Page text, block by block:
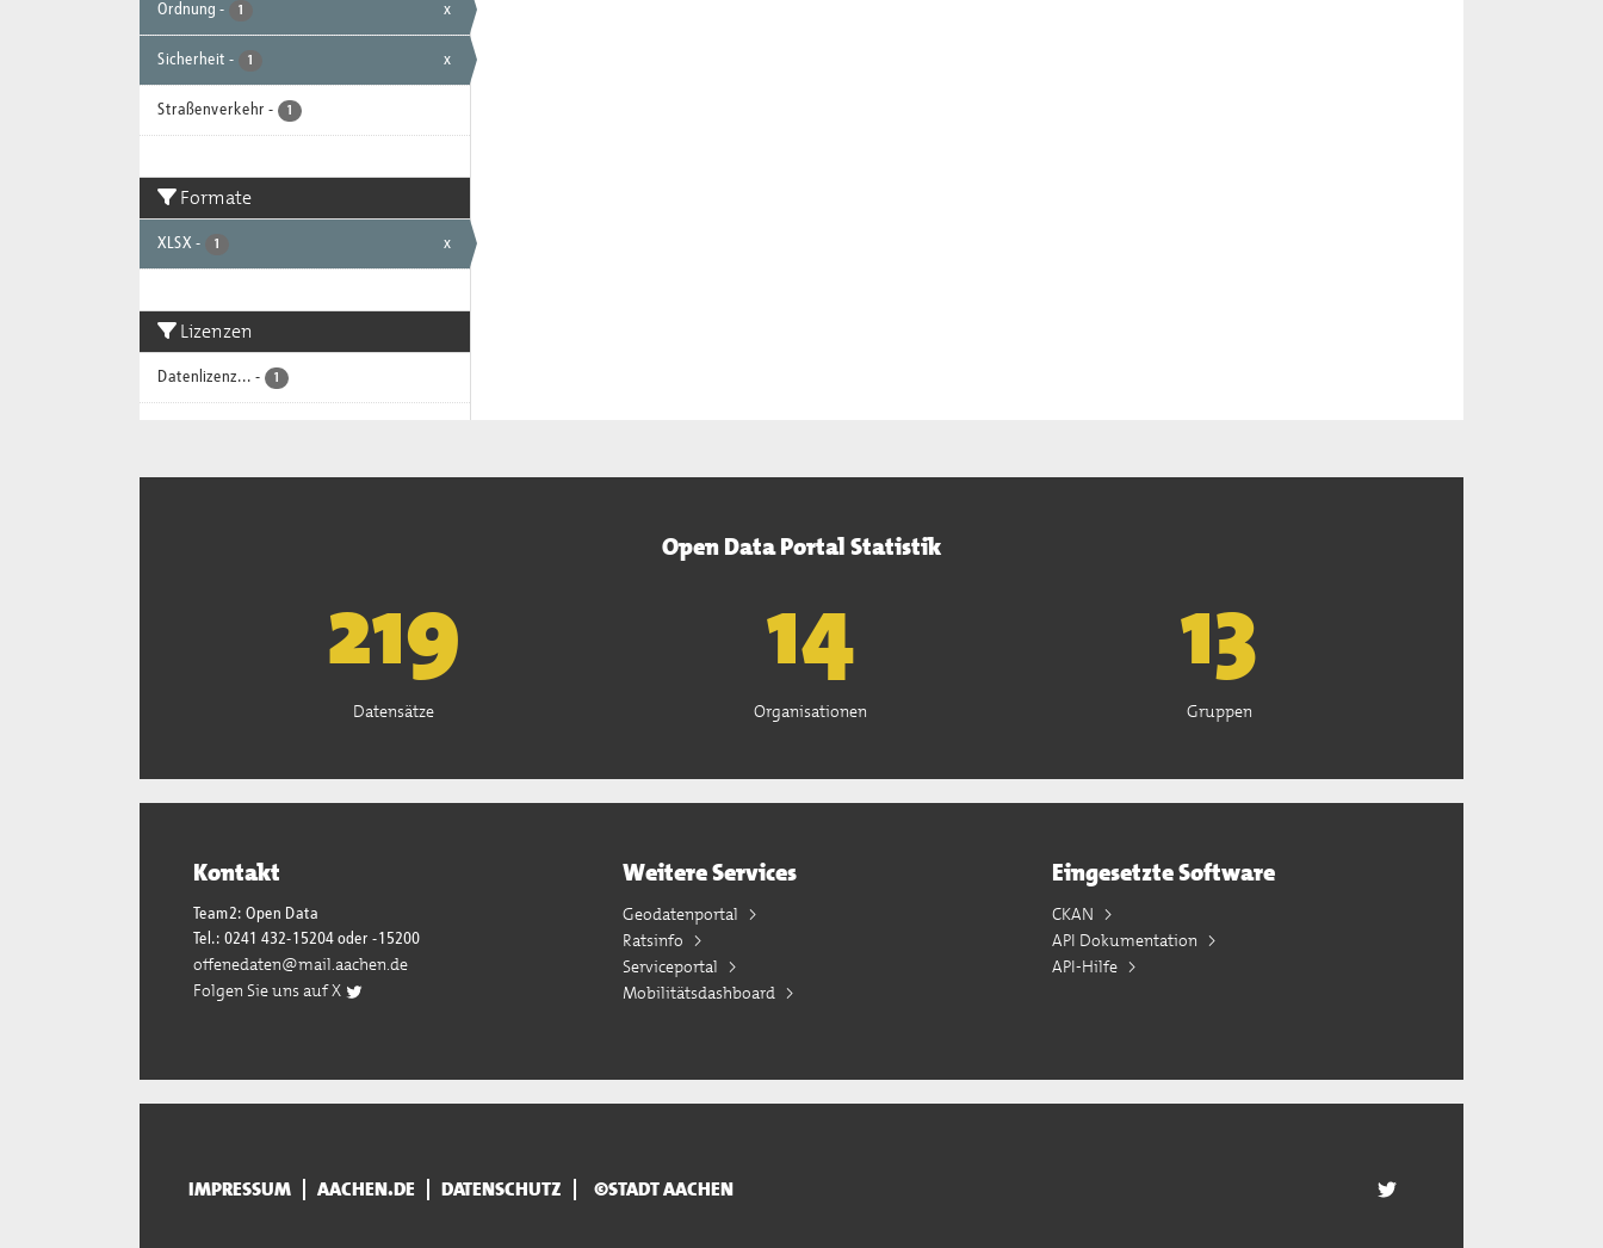
Ordnung - 1 x
Sicherheit - 1 x
Straßenverkehr - 1
Formate
XLSX - 1 x
Lizenzen
Datenlizenz... - 1
Open Data Portal Statistik
222
Datensätze
15
Organisationen
13
Gruppen
Kontakt
Team2: Open Data
Tel.: 0241 432-15204 oder -15200
offenedaten@mail.aachen.de
Folgen Sie uns auf X
Weitere Services
Geodatenportal
Ratsinfo
Serviceportal
Mobilitätsdashboard
Eingesetzte Software
CKAN
API Dokumentation
API-Hilfe
IMPRESSUM AACHEN.DE DATENSCHUTZ ©STADT AACHEN